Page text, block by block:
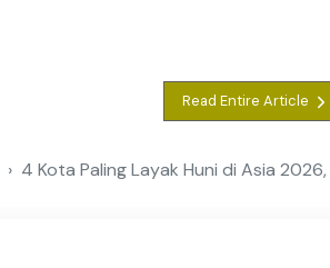
Read Entire Article
4 Kota Paling Layak Huni di Asia